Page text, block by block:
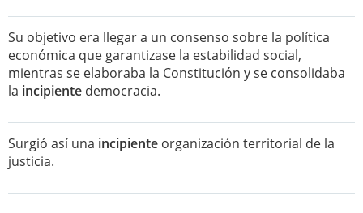
Su objetivo era llegar a un consenso sobre la política
económica que garantizase la estabilidad social,
mientras se elaboraba la Constitución y se consolidaba
la incipiente democracia.
Surgió así una incipiente organización territorial de la
justicia.